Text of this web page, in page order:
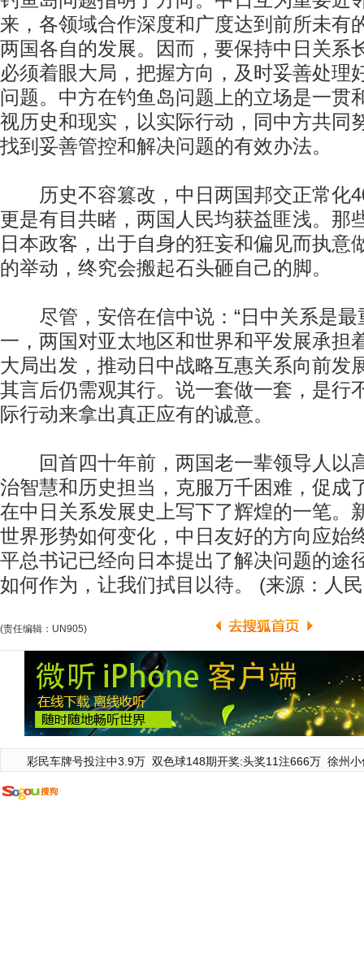
来，各领域合作深度和广度达到前所未有
两国各自的发展。因而，要保持中日关系
必须着眼大局，把握方向，及时妥善处理
问题。中方在钓鱼岛问题上的立场是一贯
视历史和现实，以实际行动，同中方共同
找到妥善管控和解决问题的有效办法。
历史不容篡改，中日两国邦交正常化
更是有目共睹，两国人民均获益匪浅。那
日本政客，出于自身的狂妄和偏见而执意
的举动，终究会搬起石头砸自己的脚。
尽管，安倍在信中说：“日中关系是最
一，两国对亚太地区和世界和平发展承担
大局出发，推动日中战略互惠关系向前发
其言后仍需观其行。说一套做一套，是行
际行动来拿出真正应有的诚意。
回首四十年前，两国老一辈领导人以
治智慧和历史担当，克服万千困难，促成
在中日关系发展史上写下了辉煌的一笔。
世界形势如何变化，中日友好的方向应始
平总书记已经向日本提出了解决问题的途
如何作为，让我们拭目以待。 (来源：人
(责任编辑：UN905)
彩民车牌号投注中3.9万 双色球148期开奖:头奖11注666万 徐州